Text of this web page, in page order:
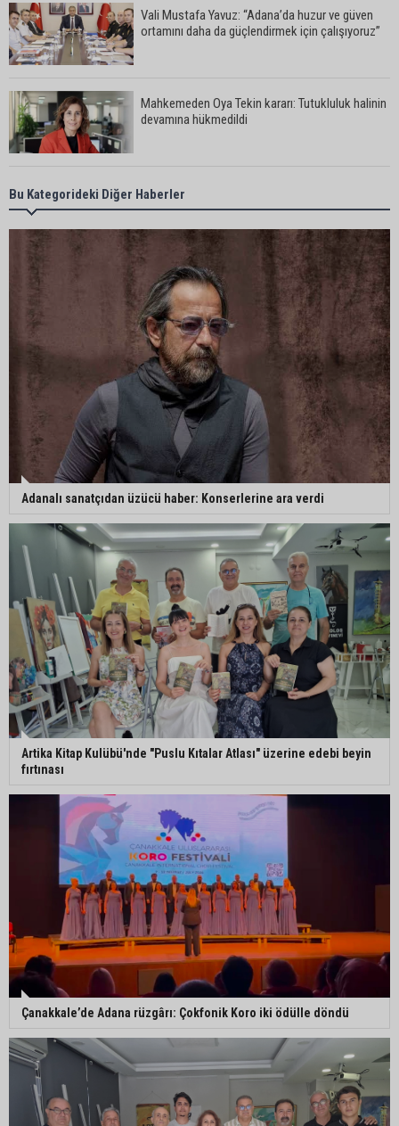
Vali Mustafa Yavuz: “Adana’da huzur ve güven
ortamını daha da güçlendirmek için çalışıyoruz”
Mahkemeden Oya Tekin kararı: Tutukluluk halinin
devamına hükmedildi
Adana’da taziye evinde silahlı kavga kamerada:
Çok sayıda polis ekibi olay yerine sevk edildi
Adana’da parktaki OED cihazını çalan şüpheli
tutuklandı
Seyhan’da fırın ve pastanelere hijyen denetimi
gerçekleştirildi
Eski polis memuru Ergün Karakaya’nın
öldürüldüğü silahlı kavganın görüntüleri ortaya
çıktı
İmamoğlu’nda hijyen ve etiket kontrolü
Mustafa Özkan: "Yüreğir Belediye Başkan
Vekilliği seçimine ilişkin hukuki süreç başlatıldı"
Bu Kategorideki Diğer Haberler
Adanalı sanatçıdan üzücü haber: Konserlerine ara verdi
Artika Kitap Kulübü'nde "Puslu Kıtalar Atlası" üzerine edebi beyin
fırtınası
Çanakkale’de Adana rüzgârı: Çokfonik Koro iki ödülle döndü